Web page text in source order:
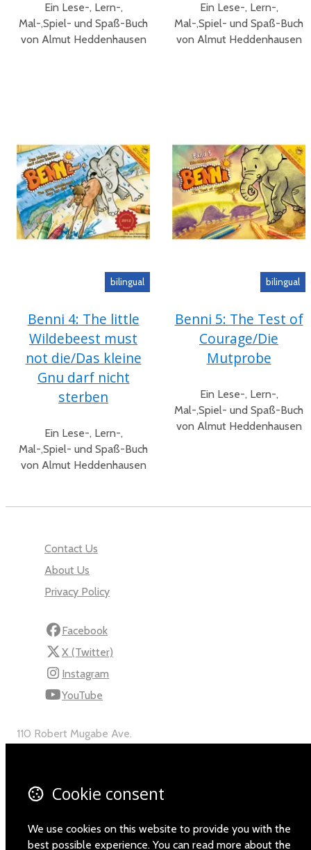
Ein Lese-, Lern-,
Mal-,Spiel- und Spaß-Buch
von Almut Heddenhausen
Ein Lese-, Lern-,
Mal-,Spiel- und Spaß-Buch
von Almut Heddenhausen
bilingual
Benni 4: The little
Wildebeest must
not die/Das kleine
Gnu darf nicht
sterben
Ein Lese-, Lern-,
Mal-,Spiel- und Spaß-Buch
von Almut Heddenhausen
bilingual
Benni 5: The Test of
Courage/Die
Mutprobe
Ein Lese-, Lern-,
Mal-,Spiel- und Spaß-Buch
von Almut Heddenhausen
Contact Us
About Us
Privacy Policy
Facebook
X (Twitter)
Instagram
YouTube
110 Robert Mugabe Ave.
Map
Email
Cookie consent
We use cookies on this website to provide you with the
best possible experience. You can read more about the